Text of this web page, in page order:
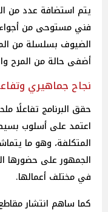
يتم استضافة عدد من
فني مستوحى من أجواء
الضيوف بسلسلة من
أضفى حالة من المرح
نجاح جماهيري
حقق البرنامج تفاعلًا
اعتمد على أسلوب
المتكلفة، وهو ما
الجمهور على حضورها
في مختلف أعمالها.
كما ساهم انتشار